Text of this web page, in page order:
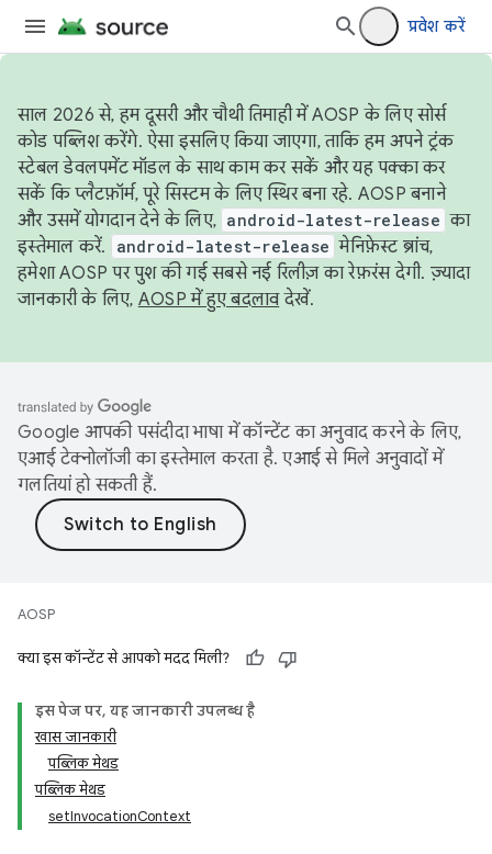
प्रवेश करें
साल 2026 से, हम दूसरी और चौथी तिमाही में AOSP के लिए सोर्स
कोड पब्लिश करेंगे. ऐसा इसलिए किया जाएगा, ताकि हम अपने ट्रंक
स्टेबल डेवलपमेंट मॉडल के साथ काम कर सकें और यह पक्का कर
सकें कि प्लैटफ़ॉर्म, पूरे सिस्टम के लिए स्थिर बना रहे. AOSP बनाने
और उसमें योगदान देने के लिए, android-latest-release का
इस्तेमाल करें.
android-latest-release मेनिफ़ेस्ट ब्रांच,
हमेशा AOSP पर पुश की गई सबसे नई रिलीज़ का रेफ़रंस देगी. ज़्यादा
जानकारी के लिए, AOSP में हुए बदलावदेखें.
Google आपकी पसंदीदा भाषा में कॉन्टेंट का अनुवाद करने के लिए,
एआई टेक्नोलॉजी का इस्तेमाल करता है. एआई से मिले अनुवादों में
गलतियां हो सकती हैं.
AOSP
क्या इस कॉन्टेंट से आपको मदद मिली?
इस पेज पर, यह जानकारी उपलब्ध है
खास जानकारी
पब्लिक मेथड
पब्लिक मेथड
setInvocationContext